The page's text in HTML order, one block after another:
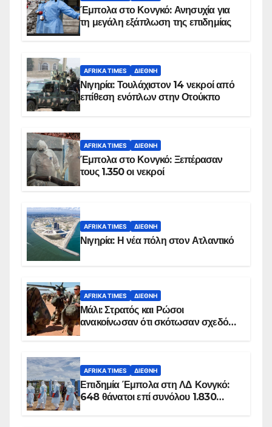
Έμπολα στο Κονγκό: Ανησυχία για
τη μεγάλη εξάπλωση της επιδημίας
AFRIKA TIMES ΔΙΕΘΝΉ
Νιγηρία: Τουλάχιστον 14 νεκροί από
επίθεση ενόπλων στην Οτούκπο
AFRIKA TIMES ΔΙΕΘΝΉ
Έμπολα στο Κονγκό: Ξεπέρασαν
τους 1.350 οι νεκροί
AFRIKA TIMES ΔΙΕΘΝΉ
Νιγηρία: Η νέα πόλη στον Ατλαντικό
AFRIKA TIMES ΔΙΕΘΝΉ
Μάλι: Στρατός και Ρώσοι
ανακοίνωσαν ότι σκότωσαν σχεδόν
AFRIKA TIMES ΔΙΕΘΝΉ
Επιδημία Έμπολα στη ΛΔ Κονγκό:
648 θάνατοι επί συνόλου 1.830